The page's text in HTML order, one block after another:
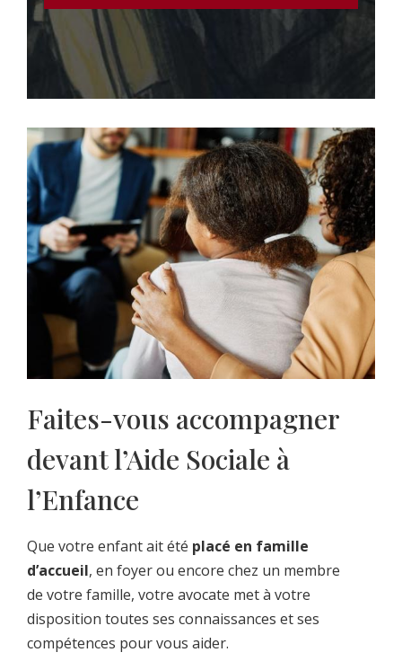
Faites-vous accompagner
devant l’Aide Sociale à
l’Enfance
Que votre enfant ait été placé en famille
d’accueil, en foyer ou encore chez un membre
de votre famille, votre avocate met à votre
disposition toutes ses connaissances et ses
compétences pour vous aider.